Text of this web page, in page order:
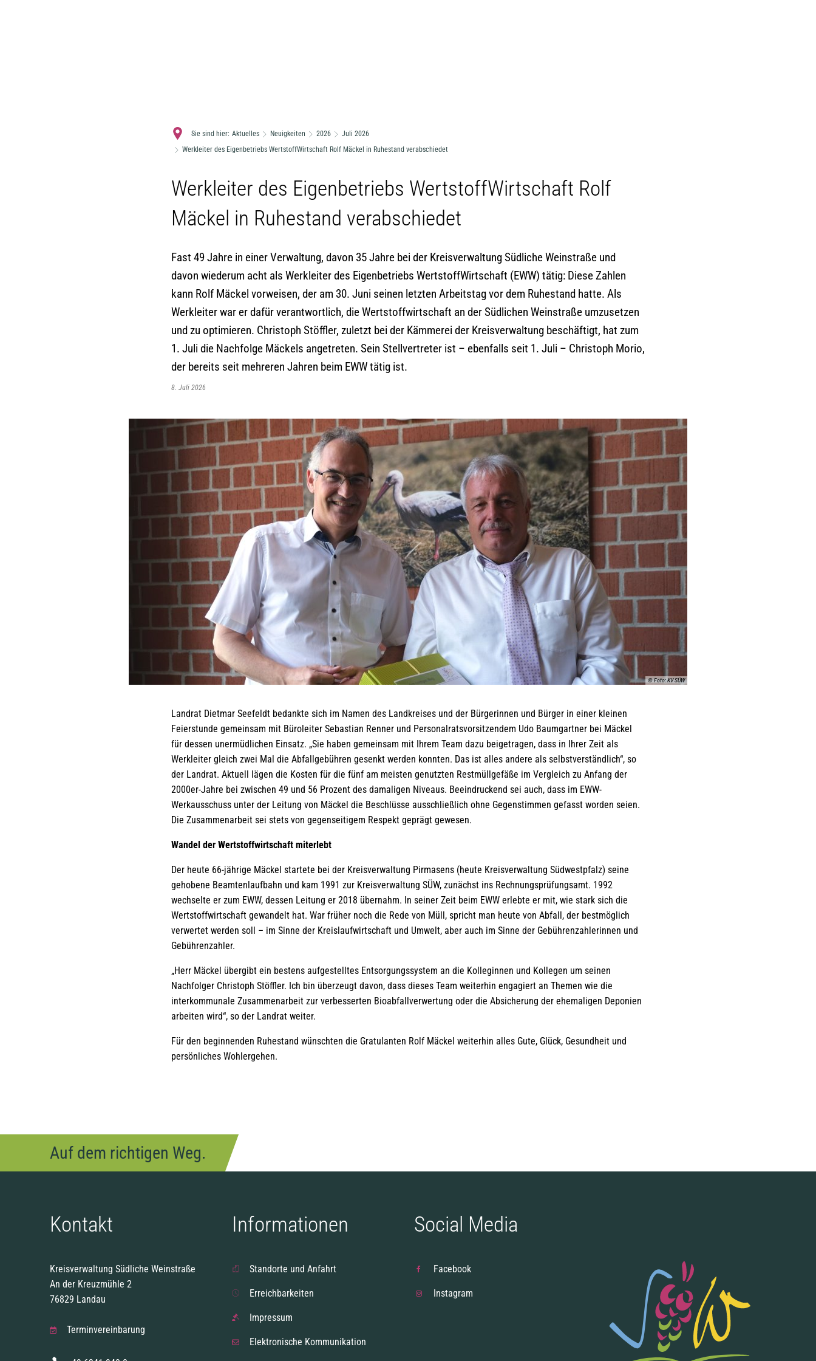
Sie sind hier: Aktuelles Neuigkeiten 2026
Juli 2026
Werkleiter des Eigenbetriebs WertstoffWirtschaft Rolf Mäckel in Ruhestand verabschiedet
Werkleiter des Eigenbetriebs WertstoffWirtschaft Rolf
Mäckel in Ruhestand verabschiedet
Fast 49 Jahre in einer Verwaltung, davon 35 Jahre bei der Kreisverwaltung Südliche Weinstraße und
davon wiederum acht als Werkleiter des Eigenbetriebs WertstoffWirtschaft (EWW) tätig: Diese Zahlen
kann Rolf Mäckel vorweisen, der am 30. Juni seinen letzten Arbeitstag vor dem Ruhestand hatte. Als
Werkleiter war er dafür verantwortlich, die Wertstoffwirtschaft an der Südlichen Weinstraße umzusetzen
und zu optimieren. Christoph Stöffler, zuletzt bei der Kämmerei der Kreisverwaltung beschäftigt, hat zum
1. Juli die Nachfolge Mäckels angetreten. Sein Stellvertreter ist – ebenfalls seit 1. Juli – Christoph Morio,
der bereits seit mehreren Jahren beim EWW tätig ist.
8. Juli 2026
© Foto: KV SÜW
Landrat Dietmar Seefeldt bedankte sich im Namen des Landkreises und der Bürgerinnen und Bürger in einer kleinen
Feierstunde gemeinsam mit Büroleiter Sebastian Renner und Personalratsvorsitzendem Udo Baumgartner bei Mäckel
für dessen unermüdlichen Einsatz. „Sie haben gemeinsam mit Ihrem Team dazu beigetragen, dass in Ihrer Zeit als
Werkleiter gleich zwei Mal die Abfallgebühren gesenkt werden konnten. Das ist alles andere als selbstverständlich“, so
der Landrat. Aktuell lägen die Kosten für die fünf am meisten genutzten Restmüllgefäße im Vergleich zu Anfang der
2000er-Jahre bei zwischen 49 und 56 Prozent des damaligen Niveaus. Beeindruckend sei auch, dass im EWW-
Werkausschuss unter der Leitung von Mäckel die Beschlüsse ausschließlich ohne Gegenstimmen gefasst worden seien.
Die Zusammenarbeit sei stets von gegenseitigem Respekt geprägt gewesen.
Wandel der Wertstoffwirtschaft miterlebt
Der heute 66-jährige Mäckel startete bei der Kreisverwaltung Pirmasens (heute Kreisverwaltung Südwestpfalz) seine
gehobene Beamtenlaufbahn und kam 1991 zur Kreisverwaltung SÜW, zunächst ins Rechnungsprüfungsamt. 1992
wechselte er zum EWW, dessen Leitung er 2018 übernahm. In seiner Zeit beim EWW erlebte er mit, wie stark sich die
Wertstoffwirtschaft gewandelt hat. War früher noch die Rede von Müll, spricht man heute von Abfall, der bestmöglich
verwertet werden soll – im Sinne der Kreislaufwirtschaft und Umwelt, aber auch im Sinne der Gebührenzahlerinnen und
Gebührenzahler.
„Herr Mäckel übergibt ein bestens aufgestelltes Entsorgungssystem an die Kolleginnen und Kollegen um seinen
Nachfolger Christoph Stöffler. Ich bin überzeugt davon, dass dieses Team weiterhin engagiert an Themen wie die
interkommunale Zusammenarbeit zur verbesserten Bioabfallverwertung oder die Absicherung der ehemaligen Deponien
arbeiten wird“, so der Landrat weiter.
Für den beginnenden Ruhestand wünschten die Gratulanten Rolf Mäckel weiterhin alles Gute, Glück, Gesundheit und
persönliches Wohlergehen.
Auf dem richtigen Weg.
Kontakt
Kreisverwaltung Südliche Weinstraße
An der Kreuzmühle 2
76829 Landau
Terminvereinbarung
Informationen
Standorte und Anfahrt
Erreichbarkeiten
Impressum
Elektronische Kommunikation
Social Media
Facebook
Instagram